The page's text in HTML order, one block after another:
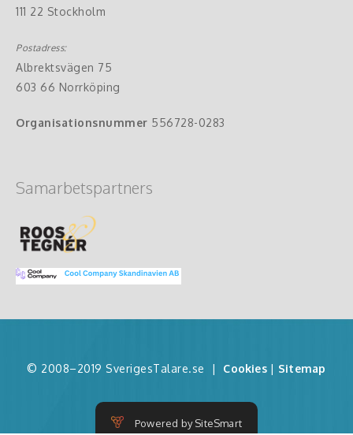
111 22 Stockholm
Postadress:
Albrektsvägen 75
603 66 Norrköping
Organisationsnummer 556728-0283
Samarbetspartners
© 2008–2019 SverigesTalare.se | Cookies | Sitemap
Powered by SiteSmart